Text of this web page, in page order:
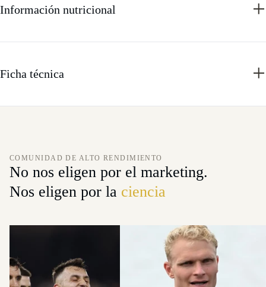
Información nutricional
Ficha técnica
COMUNIDAD DE ALTO RENDIMIENTO
No nos eligen por el marketing.
Nos eligen por la ciencia